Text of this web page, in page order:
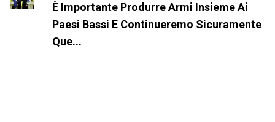
È Importante Produrre Armi Insieme Ai
Paesi Bassi E Continueremo Sicuramente
Que...